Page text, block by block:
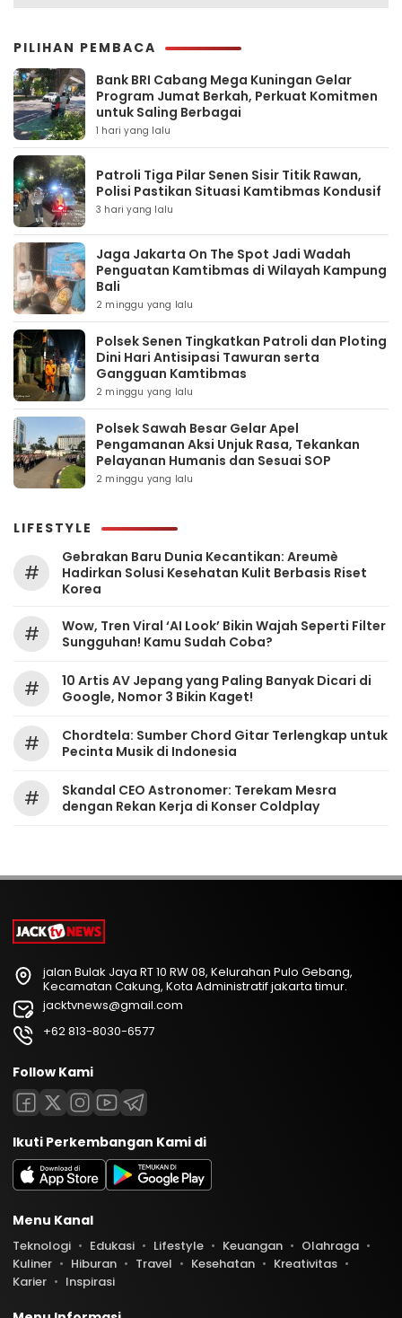
PILIHAN PEMBACA
Bank BRI Cabang Mega Kuningan Gelar
Program Jumat Berkah, Perkuat Komitmen
untuk Saling Berbagai
1 hari yang lalu
Patroli Tiga Pilar Senen Sisir Titik Rawan,
Polisi Pastikan Situasi Kamtibmas Kondusif
3 hari yang lalu
Jaga Jakarta On The Spot Jadi Wadah
Penguatan Kamtibmas di Wilayah Kampung
Bali
2 minggu yang lalu
Polsek Senen Tingkatkan Patroli dan Ploting
Dini Hari Antisipasi Tawuran serta
Gangguan Kamtibmas
2 minggu yang lalu
Polsek Sawah Besar Gelar Apel
Pengamanan Aksi Unjuk Rasa, Tekankan
Pelayanan Humanis dan Sesuai SOP
2 minggu yang lalu
LIFESTYLE
#
Gebrakan Baru Dunia Kecantikan: Areumè
Hadirkan Solusi Kesehatan Kulit Berbasis Riset
Korea
#
Wow, Tren Viral ‘AI Look’ Bikin Wajah Seperti Filter
Sungguhan! Kamu Sudah Coba?
#
10 Artis AV Jepang yang Paling Banyak Dicari di
Google, Nomor 3 Bikin Kaget!
#
Chordtela: Sumber Chord Gitar Terlengkap untuk
Pecinta Musik di Indonesia
#
Skandal CEO Astronomer: Terekam Mesra
dengan Rekan Kerja di Konser Coldplay
jalan Bulak Jaya RT 10 RW 08, Kelurahan Pulo Gebang,
Kecamatan Cakung, Kota Administratif jakarta timur.
jacktvnews@gmail.com
+62 813-8030-6577
Follow Kami
Ikuti Perkembangan Kami di
Menu Kanal
Teknologi Edukasi Lifestyle Keuangan
Olahraga
Kuliner
Hiburan Travel Kesehatan
Kreativitas
Karier
Inspirasi